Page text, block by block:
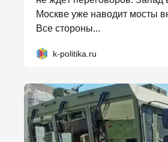
Москве уже наводит мосты
Все стороны...
k-politika.ru